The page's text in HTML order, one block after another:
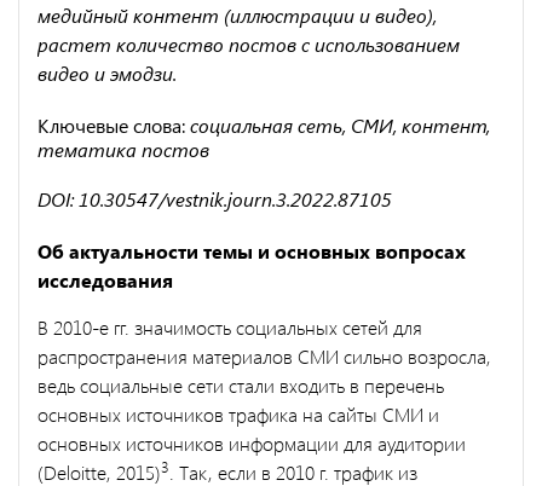
медийный контент (иллюстрации и видео),
растет количество постов с использованием
видео и эмодзи.
Ключевые слова:социальная сеть, СМИ, контент,
тематика постов
DOI: 10.30547/vestnik.journ.3.2022.87105
Об актуальности темы и основных вопросах
исследования
В 2010-е гг. значимость социальных сетей для
распространения материалов СМИ сильно возросла,
ведь социальные сети стали входить в перечень
основных источников трафика на сайты СМИ и
основных источников информации для аудитории
(Deloitte, 2015)3 . Так, если в 2010 г. трафик из